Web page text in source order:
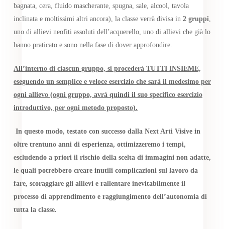
bagnata, cera, fluido mascherante, spugna, sale, alcool, tavola
inclinata e moltissimi altri ancora), la classe verrà divisa in 2 gruppi,
uno di allievi neofiti assoluti dell’acquerello, uno di allievi che già lo
hanno praticato e sono nella fase di dover approfondire.
All’interno di ciascun gruppo, si procederà TUTTI INSIEME,
eseguendo un semplice e veloce esercizio che sarà il medesimo per
ogni allievo(ogni gruppo, avrà quindi il suo specifico esercizio
introduttivo, per ogni metodo proposto).
In questo modo, testato con successo dalla Next Arti Visive in
oltre trentuno anni di esperienza, ottimizzeremo i tempi,
escludendo a priori il rischio della scelta di immagini non adatte,
le quali potrebbero creare inutili complicazioni sul lavoro da
fare, scoraggiare gli allievi e rallentare inevitabilmente il
processo di apprendimento e raggiungimento dell’autonomia di
tutta la classe.